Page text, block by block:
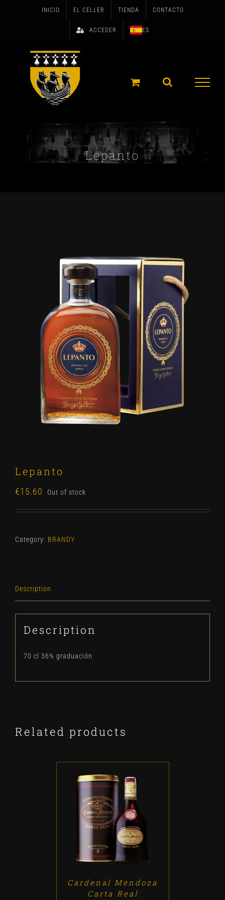
INICIO EL CELLER TIENDA CONTACTO
ACCEDER ES
Lepanto
Lepanto
€15.60 Out of stock
Category: BRANDY
Description
Description
70 cl 36% graduación
Related products
ADD TO CART / DETALLES
Cardenal Mendoza
Carta Real